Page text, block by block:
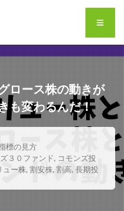
ロース株の動きが
も変わるんだ！
標の見方
３０ファンド, コモンズ投
ュー株, 割安株, 割高, 長期投